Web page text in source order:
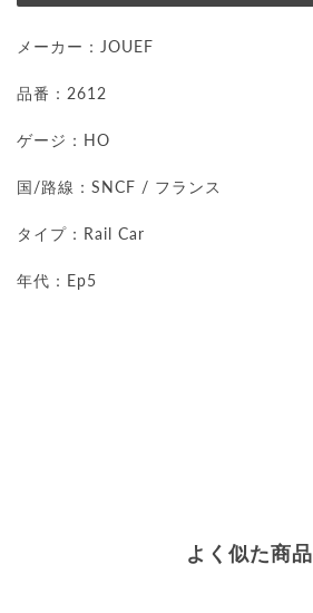
メーカー：JOUEF
品番：2612
ゲージ：HO
国/路線：SNCF / フランス
タイプ：Rail Car
年代：Ep5
よく似た商品